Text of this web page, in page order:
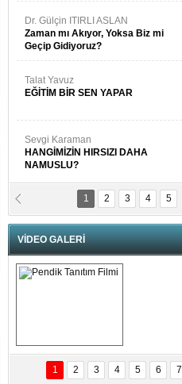
Dr. Gülçin ITIRLI ASLAN
Zaman mı Akıyor, Yoksa Biz mi
Geçip Gidiyoruz?
Talat Yavuz
EĞİTİM BİR SEN YAPAR
Sevgi Karaman
HANGİMİZİN HIRSIZI DAHA
NAMUSLU?
Prof. Dr. Cahit Kurbanoğlu
Fatma Saçak Akbulut
SANAL KERHANE!
Abbas Levent Ertekin
1 2 3 4 5
VİDEO GALERİ
Pendik Tanıtım
Filmi
1 2 3 4 5 6 7